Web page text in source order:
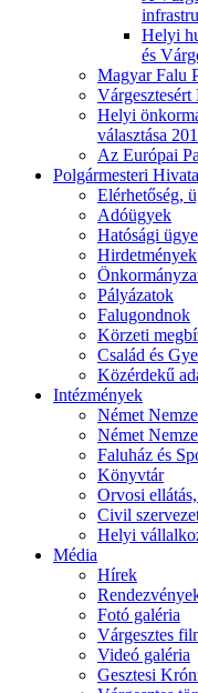
Helyi
és
Magyar Falu
Helyi
választása
Az Európai
Polgármesteri
Elérhetőség,
Adóügyek
Hatósági
Hirdetmények
Pályázatok
Falugondnok
Körzeti
Család és
Közérdekű
Intézmények
Német
Német
Faluház és
Könyvtár
Orvosi
Civil
Helyi
Média
Hírek
Fotó galéria
Várgesztes
Videó galéria
Gesztesi